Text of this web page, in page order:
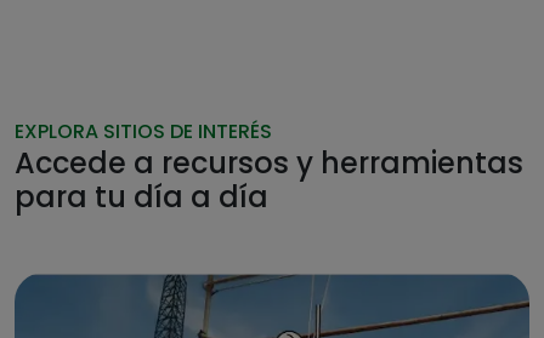
EXPLORA SITIOS DE INTERÉS
Accede a recursos y herramientas
para tu día a día